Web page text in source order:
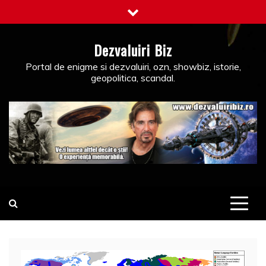
to
Dezvaluiri Biz
Portal de enigme si dezvaluiri, ozn, showbiz, istorie,
geopolitica, scandal.